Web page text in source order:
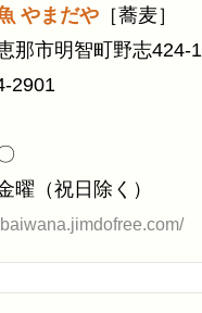
やまだや ［蕎麦］
那市明智町野志424-1
2901
曜（祝日除く）